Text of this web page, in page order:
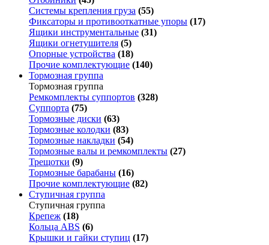
Системы крепления груза (55)
Фиксаторы и противооткатные упоры (17)
Ящики инструментальные (31)
Ящики огнетушителя (5)
Опорные устройства (18)
Прочие комплектующие (140)
Тормозная группа
Тормозная группа
Ремкомплекты суппортов (328)
Суппорта (75)
Тормозные диски (63)
Тормозные колодки (83)
Тормозные накладки (54)
Тормозные валы и ремкомплекты (27)
Трещотки (9)
Тормозные барабаны (16)
Прочие комплектующие (82)
Ступичная группа
Ступичная группа
Крепеж (18)
Кольца ABS (6)
Крышки и гайки ступиц (17)